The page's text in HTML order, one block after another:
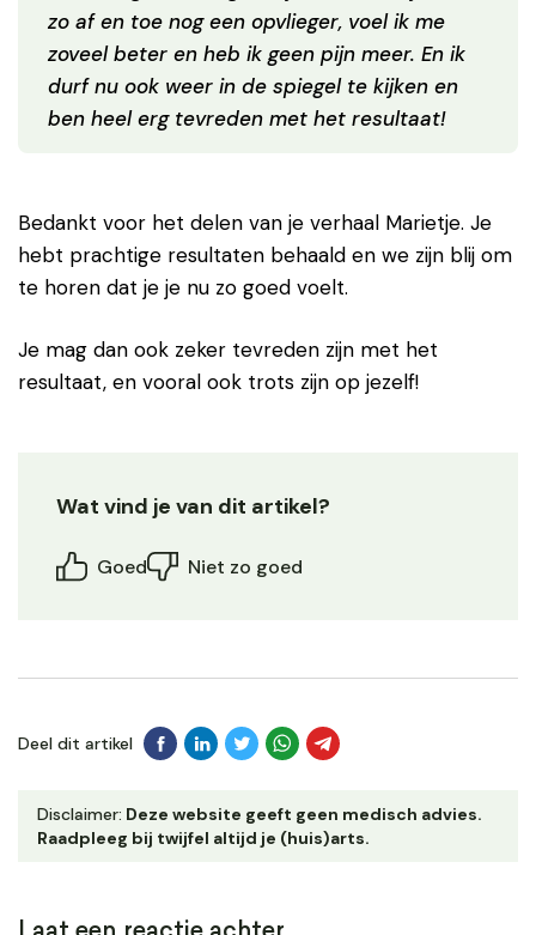
zo af en toe nog een opvlieger, voel ik me
zoveel beter en heb ik geen pijn meer. En ik
durf nu ook weer in de spiegel te kijken en
ben heel erg tevreden met het resultaat!
Bedankt voor het delen van je verhaal Marietje. Je
hebt prachtige resultaten behaald en we zijn blij om
te horen dat je je nu zo goed voelt.
Je mag dan ook zeker tevreden zijn met het
resultaat, en vooral ook trots zijn op jezelf!
Wat vind je van dit artikel?
Goed Niet zo goed
Deel dit artikel
Disclaimer: Deze website geeft geen medisch advies.
Raadpleeg bij twijfel altijd je (huis)arts.